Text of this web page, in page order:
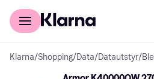
For kunder
Klarna/Shopping/Data/Datautstyr/